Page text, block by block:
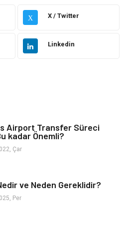
Elektronik
Otomotiv
Seo Teknikleri
X X / Twitter
Linkedin
Airport Transfer Süreci
kadar Önemli?
Çar
ve Neden Gereklidir?
Per